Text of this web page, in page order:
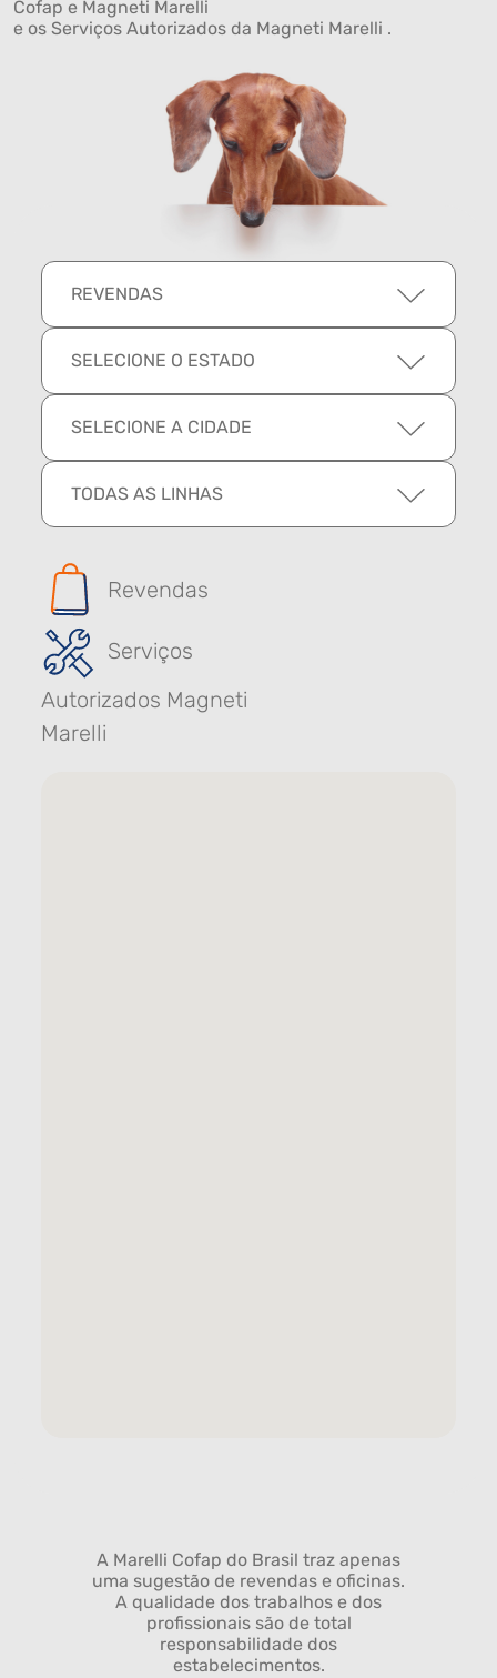
Cofap e Magneti Marelli
e os Serviços Autorizados da Magneti Marelli .
REVENDAS
SELECIONE O ESTADO
SELECIONE A CIDADE
TODAS AS LINHAS
Revendas
Serviços
Autorizados Magneti
Marelli
A Marelli Cofap do Brasil traz apenas
uma sugestão de revendas e oficinas.
A qualidade dos trabalhos e dos
profissionais são de total
responsabilidade dos
estabelecimentos.